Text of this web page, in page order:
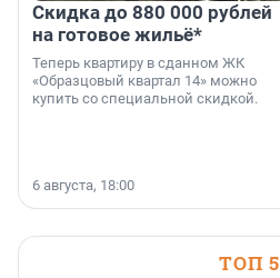
Скидка до 880 000 рублей
на готовое жильё*
Теперь квартиру в сданном ЖК
«Образцовый квартал 14» можно
купить со специальной скидкой.
6 августа, 18:00
ТОП 5